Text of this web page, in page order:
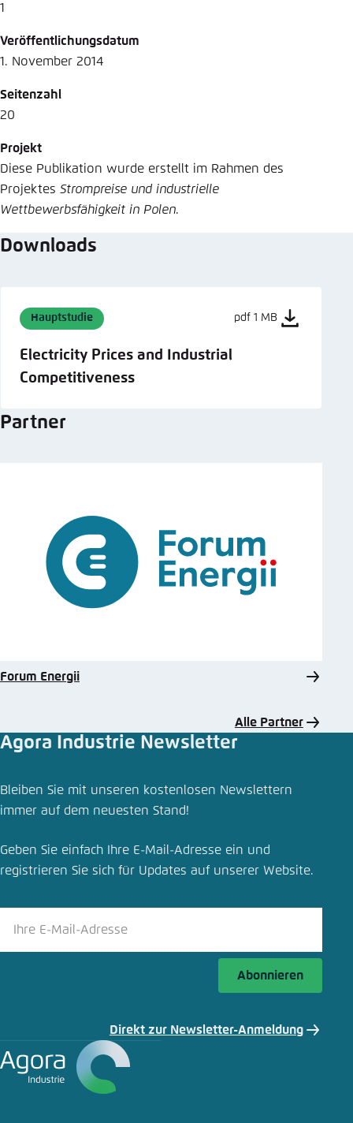
1
Veröffentlichungsdatum
1. November 2014
Seitenzahl
20
Projekt
Diese Publikation wurde erstellt im Rahmen des
Projektes Strompreise und industrielle
Wettbewerbsfähigkeit in Polen.
Downloads
Hauptstudie pdf 1 MB
Electricity Prices and Industrial
Competitiveness
Partner
Forum Energii
Alle Partner
Electricity Prices and Industrial Competitiveness
LinkedIn
Bluesky
In die Zwischenablage kopieren
Agora Industrie Newsletter
Bleiben Sie mit unseren kostenlosen Newslettern
immer auf dem neuesten Stand!
Geben Sie einfach Ihre E-Mail-Adresse ein und
registrieren Sie sich für Updates auf unserer Website.
Abonnieren
Direkt zur Newsletter-Anmeldung